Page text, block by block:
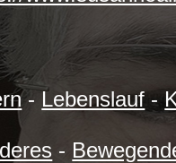
- Lebenslauf-
-